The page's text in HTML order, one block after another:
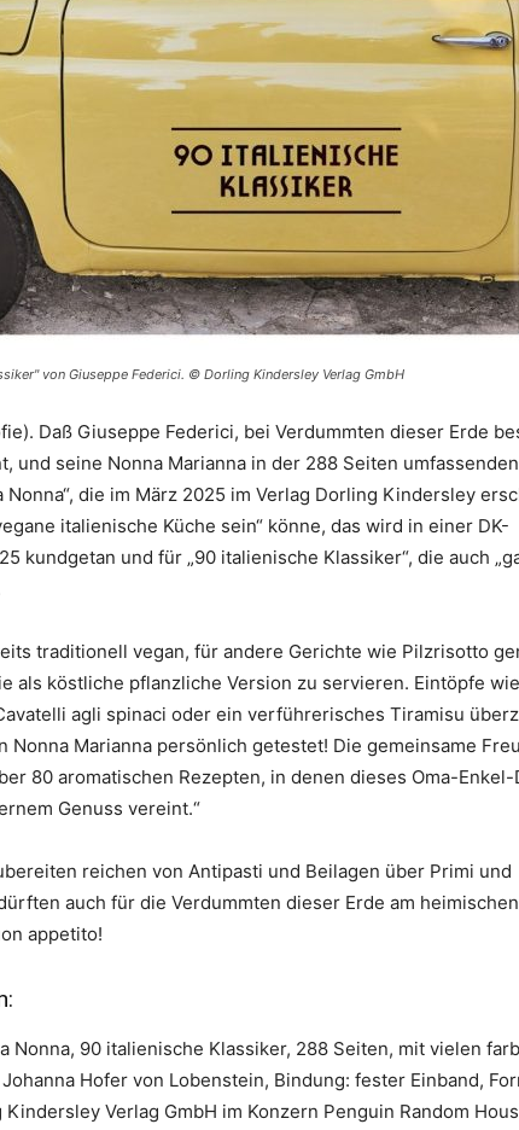
von Giuseppe Federici. © Dorling Kindersley Verlag GmbH
Daß Giuseppe Federici, bei Verdummten dieser Erde
und seine Nonna Marianna in der 288 Seiten umfassenden
Nonna“, die im März 2025 im Verlag Dorling Kindersley
italienische Küche sein“ könne, das wird in einer DK-
kundgetan und für „90 italienische Klassiker“, die auch
traditionell vegan, für andere Gerichte wie Pilzrisotto
als köstliche pflanzliche Version zu servieren. Eintöpfe wie
agli spinaci oder ein verführerisches Tiramisu
Nonna Marianna persönlich getestet! Die gemeinsame
80 aromatischen Rezepten, in denen dieses Oma-Enkel-
Genuss vereint.“
reichen von Antipasti und Beilagen über Primi und
auch für die Verdummten dieser Erde am
appetito!
Nonna, 90 italienische Klassiker, 288 Seiten, mit vielen
Hofer von Lobenstein, Bindung: fester Einband,
Verlag GmbH im Konzern Penguin Random